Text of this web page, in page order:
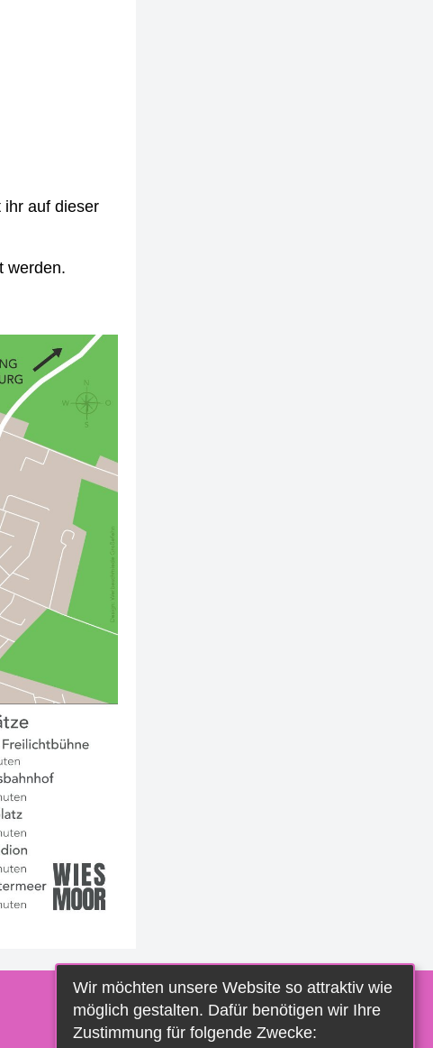
ihr auf dieser
werden.
Wir möchten unsere Website so attraktiv wie
möglich gestalten. Dafür benötigen wir Ihre
Zustimmung für folgende Zwecke: